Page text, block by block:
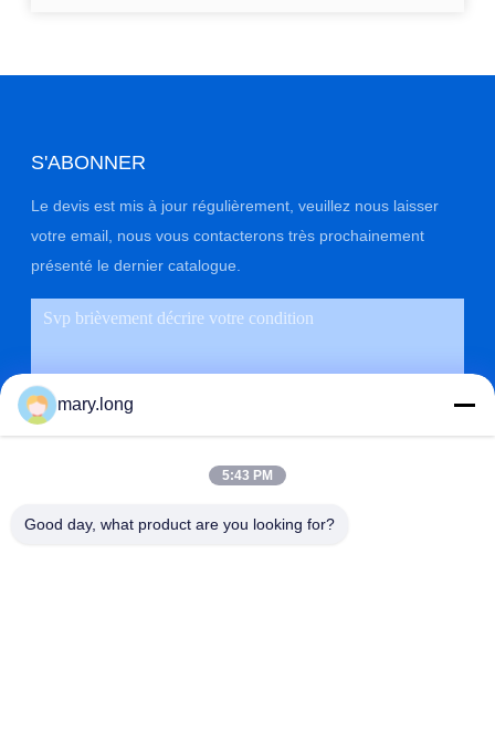
S'ABONNER
Le devis est mis à jour régulièrement, veuillez nous laisser
votre email, nous vous contacterons très prochainement
présenté le dernier catalogue.
SOUMETTRE
mary.long
5:43 PM
Good day, what product are you looking for?